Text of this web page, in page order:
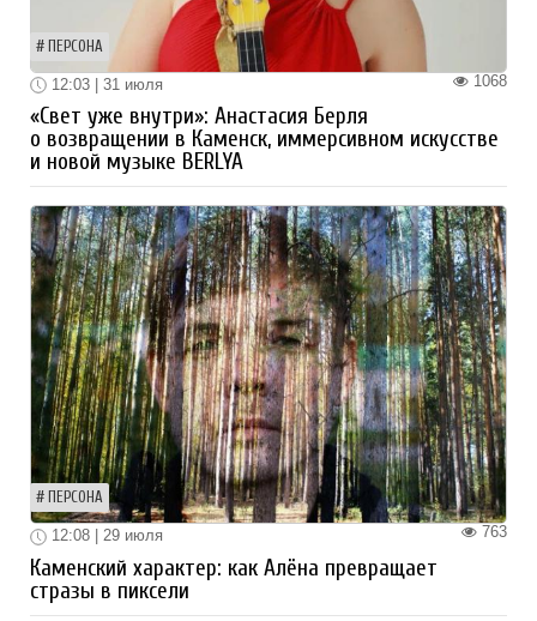
ПЕРСОНА
1068
12:03 | 31 июля
«Свет уже внутри»: Анастасия Берля
о возвращении в Каменск, иммерсивном искусстве
и новой музыке BERLYA
ПЕРСОНА
763
12:08 | 29 июля
Каменский характер: как Алёна превращает
стразы в пиксели